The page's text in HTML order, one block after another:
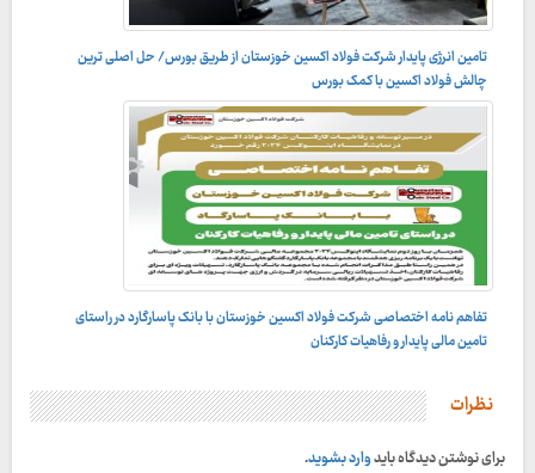
اینوکس ۲۰۲۴
تامین انرژی پایدار شرکت فولاد اکسین خوزستان از طریق بورس/ حل اصلی ترین
چالش فولاد اکسین با کمک بورس
در راستای توسعه و رفاهیات کارکنان شرکت؛
تفاهم نامه اختصاصی شرکت فولاد اکسین خوزستان با بانک پاسارگارد در راستای
تامین مالی پایدار و رفاهیات کارکنان
نظرات
برای نوشتن دیدگاه بایدوارد بشوید.